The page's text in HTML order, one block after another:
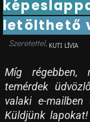
letölthető
KUTI LÍVIA
Míg régebben,
temérdek
valaki e-
Küldjünk